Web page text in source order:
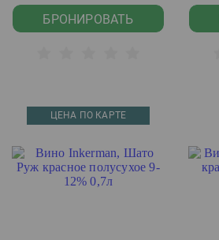
БРОНИРОВАТЬ
ЦЕНА ПО КАРТЕ